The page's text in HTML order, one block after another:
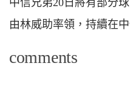
中信兄弟20日將有部分
由林威助率領，持續在
comments